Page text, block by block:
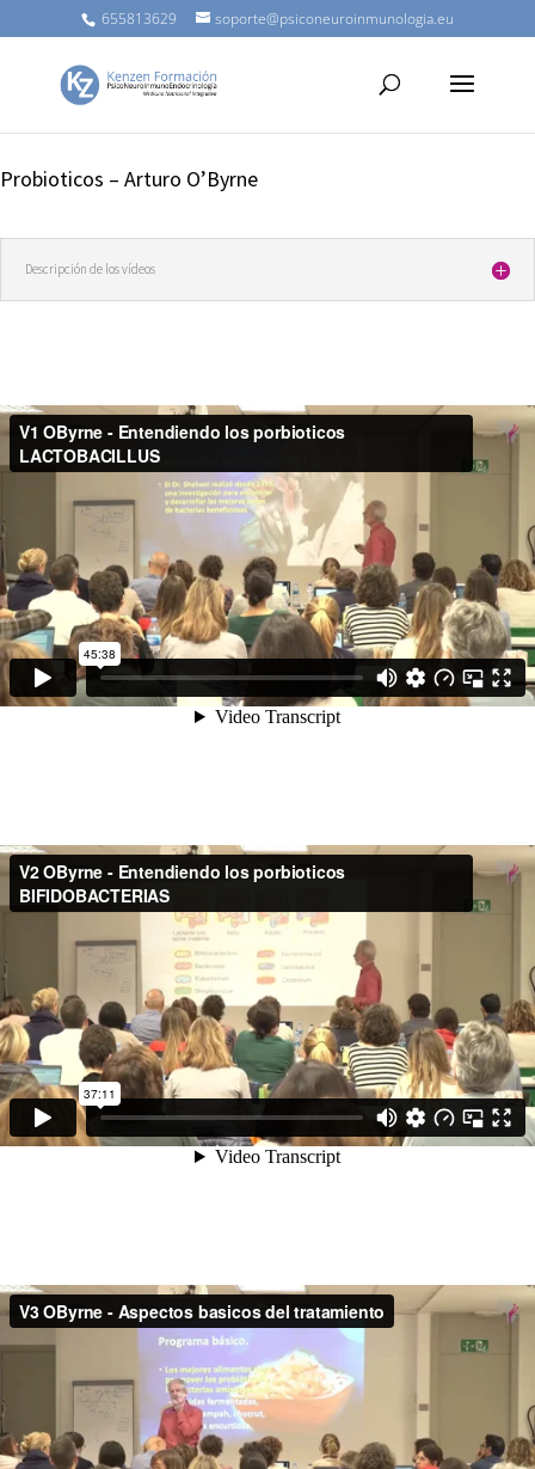
655813629 soporte@psiconeuroinmunologia.eu
Probioticos – Arturo O’Byrne
Descripción de los vídeos